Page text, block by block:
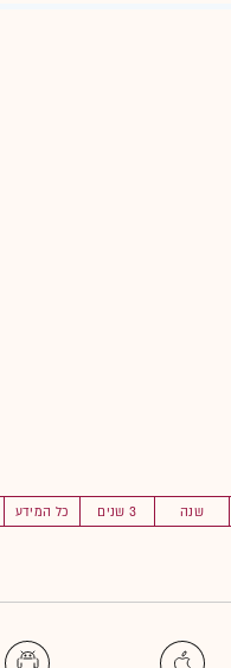
שנה 3 שנים כל המידע